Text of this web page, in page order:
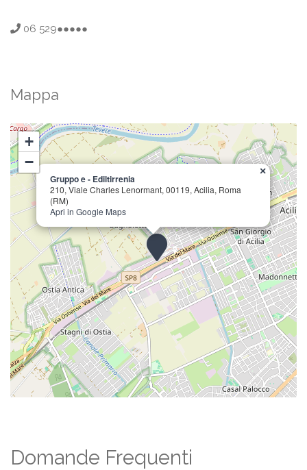
06 529●●●●●
Mappa
Gruppo e - Ediltirrenia
210, Viale Charles Lenormant, 00119, Acilia, Roma
(RM)
Apri in Google Maps
×
+
−
Domande Frequenti